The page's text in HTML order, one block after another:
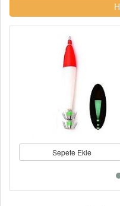
Sepete Ekle